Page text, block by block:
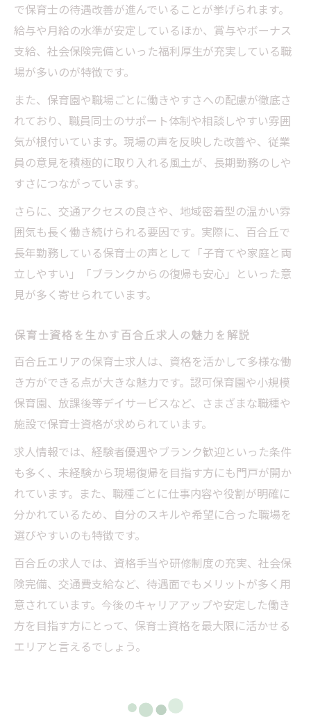
で保育士の待遇改善が進んでいることが挙げられます。
給与や月給の水準が安定しているほか、賞与やボーナス
支給、社会保険完備といった福利厚生が充実している職
場が多いのが特徴です。
また、保育園や職場ごとに働きやすさへの配慮が徹底さ
れており、職員同士のサポート体制や相談しやすい雰囲
気が根付いています。現場の声を反映した改善や、従業
員の意見を積極的に取り入れる風土が、長期勤務のしや
すさにつながっています。
さらに、交通アクセスの良さや、地域密着型の温かい雰
囲気も長く働き続けられる要因です。実際に、百合丘で
長年勤務している保育士の声として「子育てや家庭と両
立しやすい」「ブランクからの復帰も安心」といった意
見が多く寄せられています。
保育士資格を生かす百合丘求人の魅力を解説
百合丘エリアの保育士求人は、資格を活かして多様な働
き方ができる点が大きな魅力です。認可保育園や小規模
保育園、放課後等デイサービスなど、さまざまな職種や
施設で保育士資格が求められています。
求人情報では、経験者優遇やブランク歓迎といった条件
も多く、未経験から現場復帰を目指す方にも門戸が開か
れています。また、職種ごとに仕事内容や役割が明確に
分かれているため、自分のスキルや希望に合った職場を
選びやすいのも特徴です。
百合丘の求人では、資格手当や研修制度の充実、社会保
険完備、交通費支給など、待遇面でもメリットが多く用
意されています。今後のキャリアアップや安定した働き
方を目指す方にとって、保育士資格を最大限に活かせる
エリアと言えるでしょう。